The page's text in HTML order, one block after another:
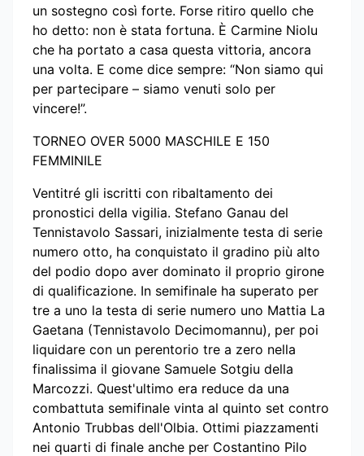
un sostegno così forte. Forse ritiro quello che
ho detto: non è stata fortuna. È Carmine Niolu
che ha portato a casa questa vittoria, ancora
una volta. E come dice sempre: “Non siamo qui
per partecipare – siamo venuti solo per
vincere!”.
TORNEO OVER 5000 MASCHILE E 150
FEMMINILE
Ventitré gli iscritti con ribaltamento dei
pronostici della vigilia. Stefano Ganau del
Tennistavolo Sassari, inizialmente testa di serie
numero otto, ha conquistato il gradino più alto
del podio dopo aver dominato il proprio girone
di qualificazione. In semifinale ha superato per
tre a uno la testa di serie numero uno Mattia La
Gaetana (Tennistavolo Decimomannu), per poi
liquidare con un perentorio tre a zero nella
finalissima il giovane Samuele Sotgiu della
Marcozzi. Quest'ultimo era reduce da una
combattuta semifinale vinta al quinto set contro
Antonio Trubbas dell'Olbia. Ottimi piazzamenti
nei quarti di finale anche per Costantino Pilo